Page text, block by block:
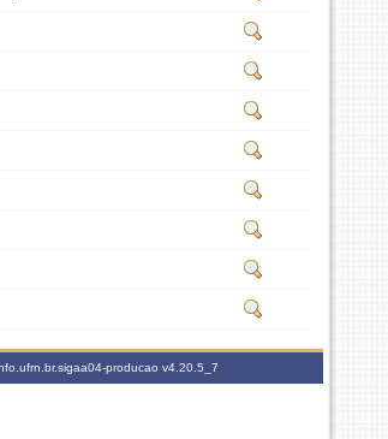
producao v4.20.5_7